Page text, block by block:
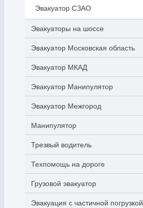
Эвакуатор СЗАО
Эвакуаторы на шоссе
Эвакуатор Московская область
Эвакуатор МКАД
Эвакуатор Манипулятор
Эвакуатор Межгород
Манипулятор
Трезвый водитель
Техпомощь на дороге
Грузовой эвакуатор
Эвакуация с частичной погрузкой